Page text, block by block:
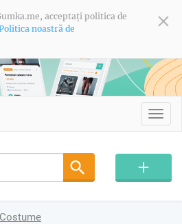
acceptați politica de
noastră de
Costume